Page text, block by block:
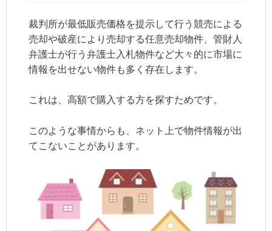
裁判所が最低販売価格を提示して行う競売による
売却や破産により売却する任意売却物件、管財人
弁護士が行う弁護士入札物件など大々的に市場に
情報を出せない物件も多く存在します。
これは、高額で購入する方を探すためです。
このような事情からも、ネット上で物件情報が出
てこないことがあります。